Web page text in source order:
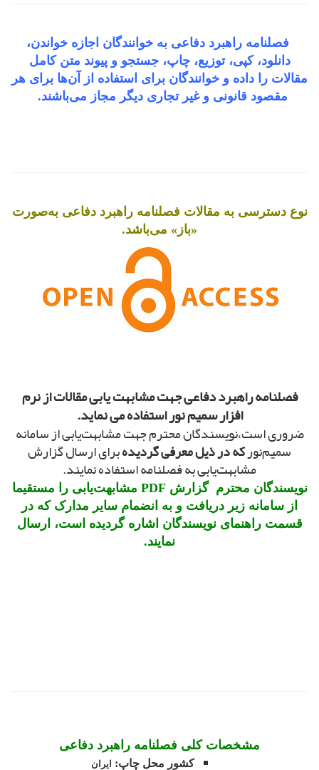
فصلنامه راهبرد دفاعی به خوانندگان اجازه خواندن،
دانلود، کپی، توزیع، چاپ، جستجو و پیوند متن کامل
مقالات را داده و خوانندگان برای استفاده از آن‌ها برای هر
مقصود قانونی و غیر تجاری دیگر مجاز می‌باشند.
نوع دسترسی به مقالات فصلنامه راهبرد دفاعی به‌صورت
«باز» می‌باشد.
فصلنامه راهبرد دفاعی جهت مشابهت یابی مقالات از نرم
افزار سمیم نور استفاده می نماید.
ضروری است،نویسندگان محترم جهت مشابهت‌یابی از سامانه
سمیم‌نورکه در ذیل معرفی گردیدهبرای ارسال گزارش
مشابهت‌یابی به فصلنامه استفاده نمایند.
نویسندگان محترم گزارش PDF مشابهت‌یابی را مستقیما
از سامانه زیر دریافت و به انضمام سایر مدارک که در
قسمت راهنمای نویسندگان اشاره گردیده است، ارسال
نمایند.
مشخصات کلی فصلنامه راهبرد دفاعی
کشور محل چاپ: ایران